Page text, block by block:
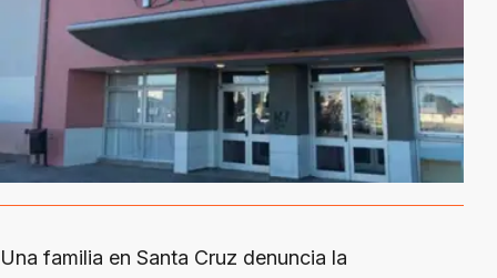
Una familia en Santa Cruz denuncia la